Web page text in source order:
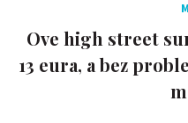
Ove high street
13 eura, a bez